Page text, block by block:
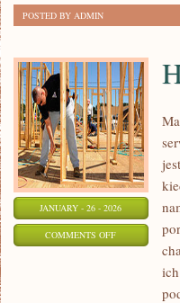
POSTED BY ADMIN
JANUARY - 26 - 2026
COMMENTS OFFON
HOROSKOPY
TYGODNIOWE